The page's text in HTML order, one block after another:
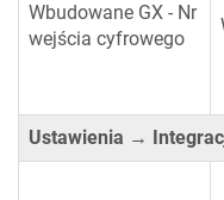
Wbudowane GX - Nr
wejścia cyfrowego
Ustawienia →